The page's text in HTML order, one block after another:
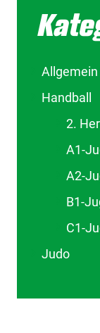
Allgemein
Handball
2.
A1-
A2-
B1-
C1-
Judo